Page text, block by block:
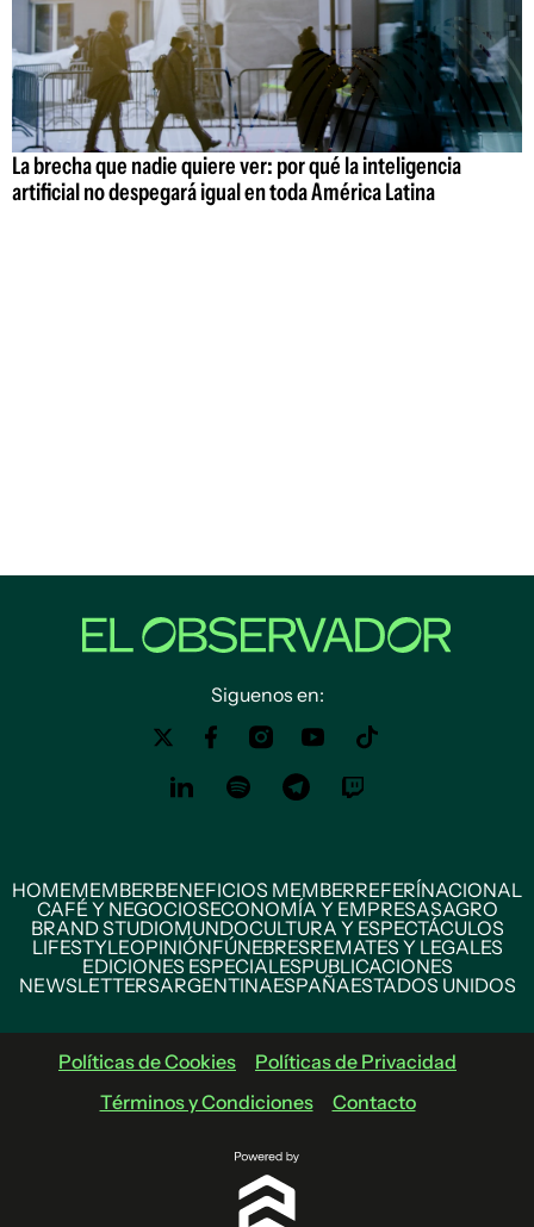
La brecha que nadie quiere ver: por qué la inteligencia
artificial no despegará igual en toda América Latina
Siguenos en:
HOMEMEMBERBENEFICIOS MEMBERREFERÍNACIONAL
CAFÉ Y NEGOCIOSECONOMÍA Y EMPRESASAGRO
BRAND STUDIOMUNDOCULTURA Y ESPECTÁCULOS
LIFESTYLEOPINIÓNFÚNEBRESREMATES Y LEGALES
EDICIONES ESPECIALESPUBLICACIONES
NEWSLETTERSARGENTINAESPAÑAESTADOS UNIDOS
Políticas de Cookies
Políticas de Privacidad
Términos y Condiciones
Contacto